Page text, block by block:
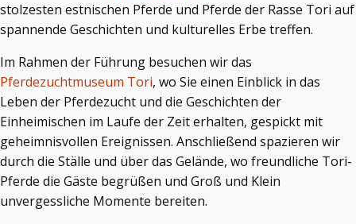
stolzesten estnischen Pferde und Pferde der Rasse Tori auf
spannende Geschichten und kulturelles Erbe treffen.
Im Rahmen der Führung besuchen wir das
Pferdezuchtmuseum Tori, wo Sie einen Einblick in das
Leben der Pferdezucht und die Geschichten der
Einheimischen im Laufe der Zeit erhalten, gespickt mit
geheimnisvollen Ereignissen. Anschließend spazieren wir
durch die Ställe und über das Gelände, wo freundliche Tori-
Pferde die Gäste begrüßen und Groß und Klein
unvergessliche Momente bereiten.